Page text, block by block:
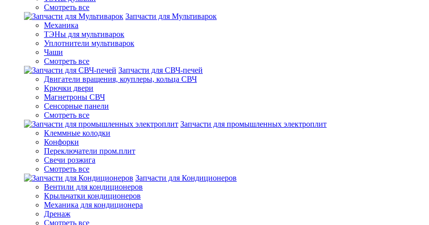
Смотреть все
Запчасти для Мультиварок
Механика
ТЭНы для мультиварок
Уплотнители мультиварок
Чаши
Смотреть все
Запчасти для СВЧ-печей
Двигатели вращения, коуплеры, кольца СВЧ
Крючки двери
Магнетроны СВЧ
Сенсорные панели
Смотреть все
Запчасти для промышленных электроплит
Клеммные колодки
Конфорки
Переключатели пром.плит
Свечи розжига
Смотреть все
Запчасти для Кондиционеров
Вентили для кондиционеров
Крыльчатки кондиционеров
Механика для кондиционера
Дренаж
Смотреть все